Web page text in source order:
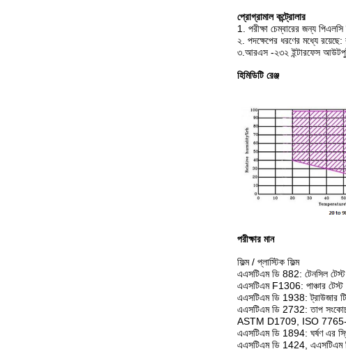
প্রোগ্রামাল কন্ট্রোলার
1. পরীক্ষা চেম্বারের জন্য পিএলসি
২. পদক্ষেপের ধরণের মধ্যে
৩.আরএস -২৩২ ইন্টারফেস
হিমিডিটি রেঞ্জ
পরীক্ষার মান
ফিল্ম / প্লাস্টিক ফিল্ম
এএসটিএম ডি 882: টেনসিল টেস্ট
এএসটিএম F1306: পাঞ্চার টেস্ট
এএসটিএম ডি 1938: ট্রাউজার
এএসটিএম ডি 2732: তাপ
ASTM D1709, ISO 7765-1:
এএসটিএম ডি 1894: ঘর্ষণ এর
এএসটিএম ডি 1424, এএসটিএম